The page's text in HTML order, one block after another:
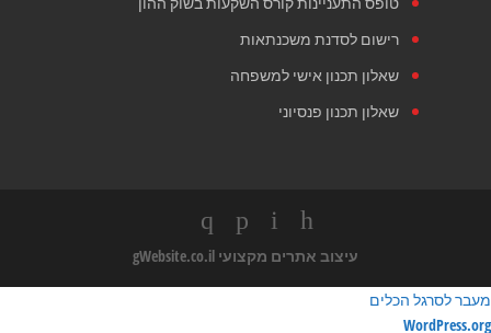
רישום לסדנת משכנתאות
שאלון תכנון אישי למשפחה
שאלון תכנון פנסיוני
עיצוב אתרים מקצועי
מעבר לסרגל הכלים
אודות
WordPress.org